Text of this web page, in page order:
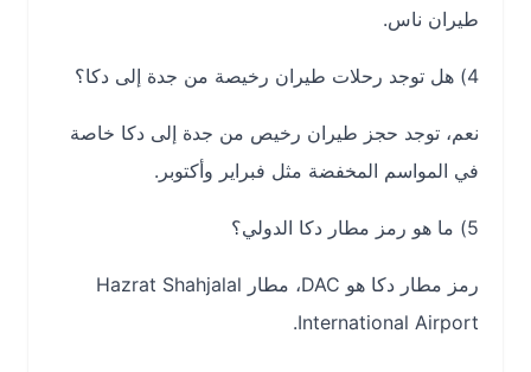
طيران ناس.
نعم، توجد حجز طيران رخيص من جدة إلى دكا خاصة
في المواسم المخفضة مثل فبراير وأكتوبر.
رمز مطار دكا هو DAC، مطار Hazrat Shahjalal
International Airport.